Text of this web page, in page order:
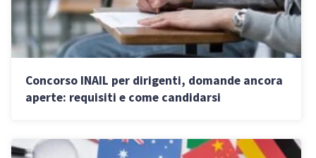
Concorso INAIL per dirigenti, domande ancora
aperte: requisiti e come candidarsi